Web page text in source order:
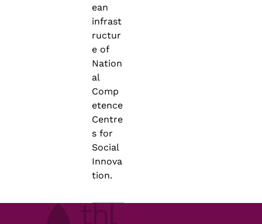
ean
infrast
ructur
e of
Nation
al
Comp
etence
Centre
s for
Social
Innova
tion.